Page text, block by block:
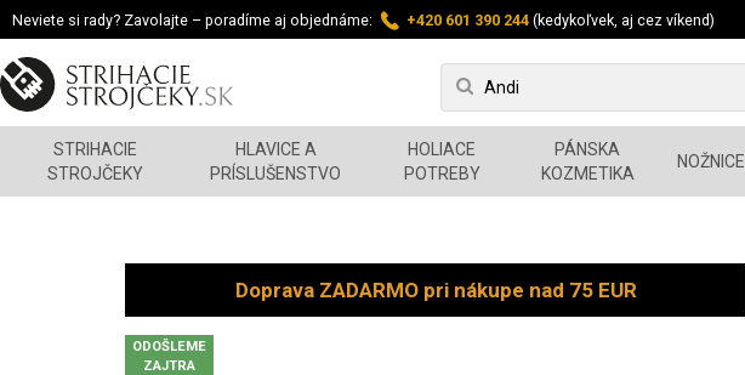
Neviete si rady? Zavolajte – poradíme aj objednáme: +420 601 390 244 (kedykoľvek, aj cez víkend)
STRIHACIE
STROJČEKY
HLAVICE A
PRÍSLUŠENSTVO
HOLIACE
POTREBY
PÁNSKA
KOZMETIKA
NOŽNICE
Doprava ZADARMO pri nákupe nad 75 EUR
ODOŠLEME
ZAJTRA